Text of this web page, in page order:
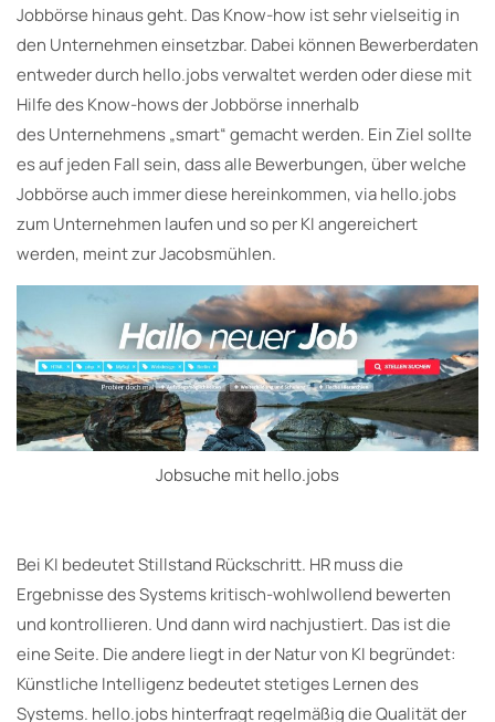
Jobbörse hinaus geht. Das Know-how ist sehr vielseitig in
den Unternehmen einsetzbar. Dabei können Bewerberdaten
entweder durch hello.jobs verwaltet werden oder diese mit
Hilfe des Know-hows der Jobbörse innerhalb
des Unternehmens „smart“ gemacht werden. Ein Ziel sollte
es auf jeden Fall sein, dass alle Bewerbungen, über welche
Jobbörse auch immer diese hereinkommen, via hello.jobs
zum Unternehmen laufen und so per KI angereichert
werden, meint zur Jacobsmühlen.
Jobsuche mit hello.jobs
Bei KI bedeutet Stillstand Rückschritt. HR muss die
Ergebnisse des Systems kritisch-wohlwollend bewerten
und kontrollieren. Und dann wird nachjustiert. Das ist die
eine Seite. Die andere liegt in der Natur von KI begründet:
Künstliche Intelligenz bedeutet stetiges Lernen des
Systems. hello.jobs hinterfragt regelmäßig die Qualität der